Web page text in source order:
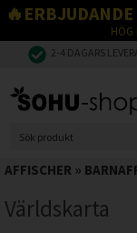
HÖG
2-4 DAGARS
AFFISCHER »
Världskarta